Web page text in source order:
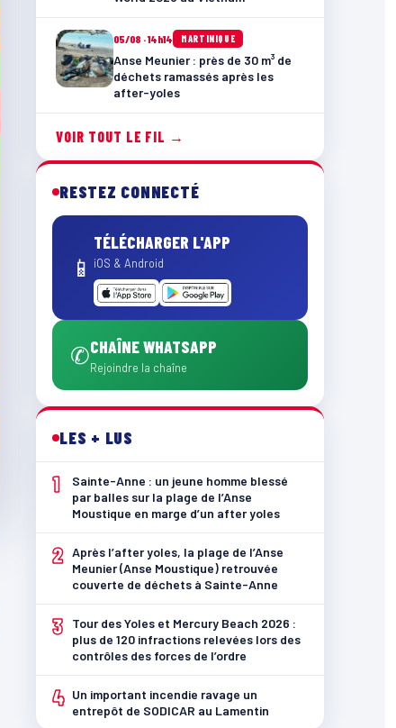
05/08 · 14h14 MARTINIQUE
Anse Meunier : près de 30 m³ de
déchets ramassés après les
after-yoles
VOIR TOUT LE FIL →
RESTEZ CONNECTÉ
📱
TÉLÉCHARGER L'APP
iOS & Android
✆CHAÎNE WHATSAPP
Rejoindre la chaîne
LES + LUS
1
Sainte-Anne : un jeune homme blessé
par balles sur la plage de l’Anse
Moustique en marge d’un after yoles
2 Après l’after yoles, la plage de l’Anse
Meunier (Anse Moustique) retrouvée
couverte de déchets à Sainte-Anne
3
Tour des Yoles et Mercury Beach 2026 :
plus de 120 infractions relevées lors des
contrôles des forces de l’ordre
4 Un important incendie ravage un
entrepôt de SODICAR au Lamentin